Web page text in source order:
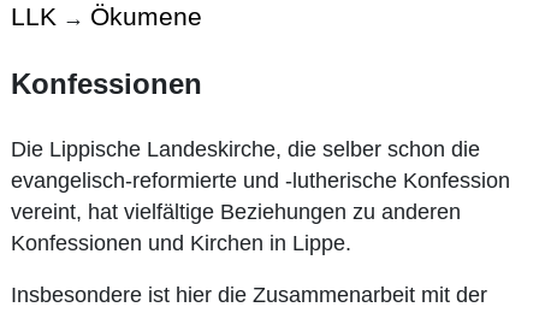
LLK → Ökumene
Konfessionen
Die Lippische Landeskirche, die selber schon die
evangelisch-reformierte und -lutherische Konfession
vereint, hat vielfältige Beziehungen zu anderen
Konfessionen und Kirchen in Lippe.
Insbesondere ist hier die Zusammenarbeit mit der